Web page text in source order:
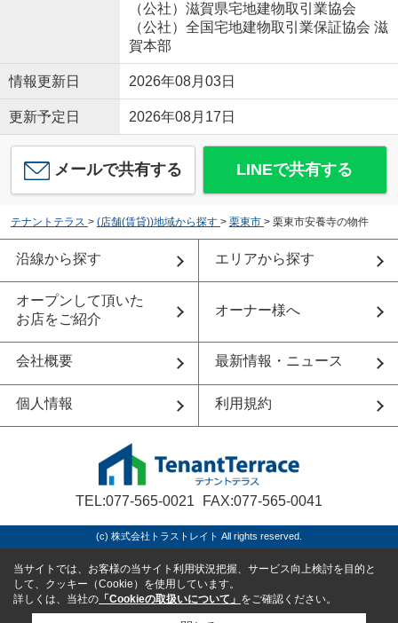
（公社）滋賀県宅地建物取引業協会
（公社）全国宅地建物取引業保証協会 滋
賀本部
情報更新日 2026年08月03日
更新予定日 2026年08月17日
メールで共有する LINEで共有する
テナントテラス > (店舗(賃貸))地域から探す > 栗東市 > 栗東市安養寺の物件
沿線から探す エリアから探す
オープンして頂いた
お店をご紹介
オーナー様へ
会社概要 最新情報・ニュース
個人情報 利用規約
TEL:077-565-0021 FAX:077-565-0041
(c) 株式会社トラストレイト All rights reserved.
当サイトでは、お客様の当サイト利用状況把握、サービス向上検討を目的と
して、クッキー（Cookie）を使用しています。
詳しくは、当社の 「Cookieの取扱いについて」 をご確認ください。